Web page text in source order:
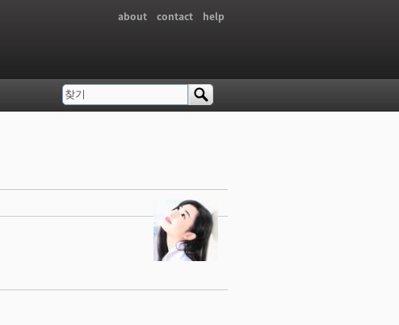
about contact help
검색 폼
찾기